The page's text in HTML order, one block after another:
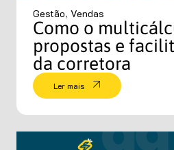
Gestão, Vendas
Como o
propostas e
da corretora
Ler mais